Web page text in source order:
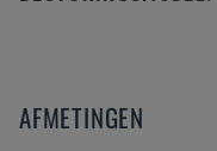
AFMETINGEN